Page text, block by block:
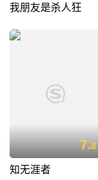
我朋友是杀人狂
7.8
知无涯者